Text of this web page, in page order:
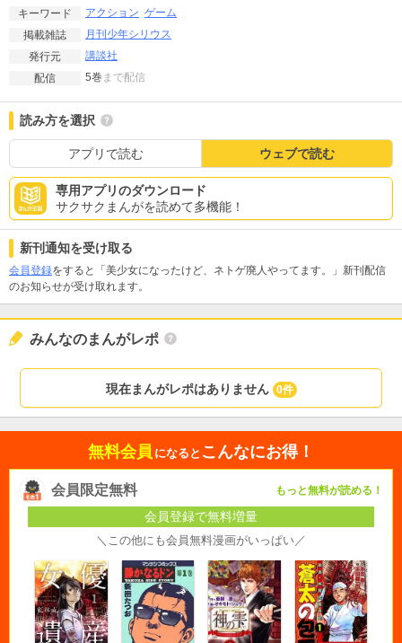
キーワード
アクション ゲーム
掲載雑誌
月刊少年シリウス
発行元
講談社
配信
5巻 まで配信
読み方を選択
アプリで読む ウェブで読む
専用アプリのダウンロード
サクサクまんがを読めて多機能！
新刊通知を受け取る
会員登録をすると「美少女になったけど、ネトゲ廃人やってます。」新刊配信
のお知らせが受け取れます。
みんなのまんがレポ
現在まんがレポはありません 0件
無料会員 になると こんなにお得！
会員限定無料 もっと無料が読める！
会員登録で無料増量
＼この他にも会員無料漫画がいっぱい／